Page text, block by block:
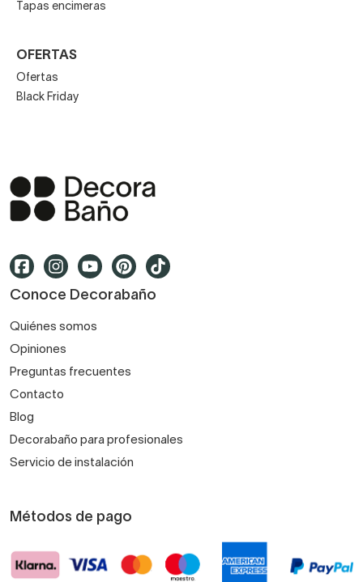
Tapas encimeras
OFERTAS
Ofertas
Black Friday
Conoce Decorabaño
Quiénes somos
Opiniones
Preguntas frecuentes
Contacto
Blog
Decorabaño para profesionales
Servicio de instalación
Métodos de pago